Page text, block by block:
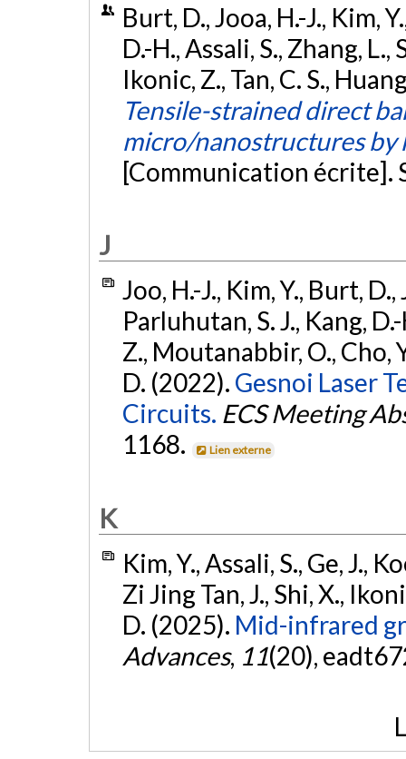
Burt, D., Jooa, H.-J., Kim,
D.-H., Assali, S., Zhang,
Ikonic, Z., Tan, C. S.,
Tensile-strained direct
micro/nanostructures by
[Communication écrite].
J
Joo, H.-J., Kim, Y., Burt,
Parluhutan, S. J., Kang,
Z., Moutanabbir, O., Cho,
D. (2022). Gesnoi Laser
Circuits. ECS Meeting
1168.
Lien externe
K
Kim, Y., Assali, S., Ge, J.,
Zi Jing Tan, J., Shi, X.,
D. (2025). Mid-infrared
Advances, 11(20),